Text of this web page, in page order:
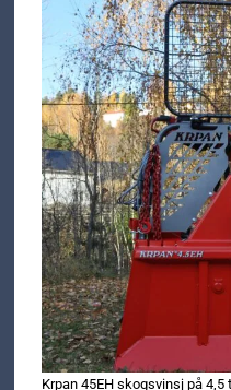
Krpan 45EH skogsvinsj på